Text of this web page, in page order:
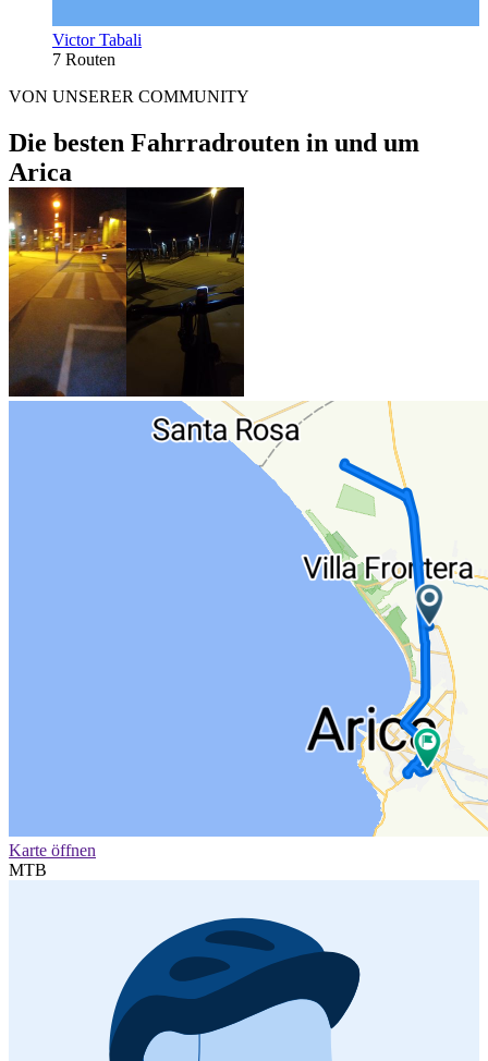
Victor Tabali
7 Routen
VON UNSERER COMMUNITY
Die besten Fahrradrouten in und um
Arica
Karte öffnen
MTB